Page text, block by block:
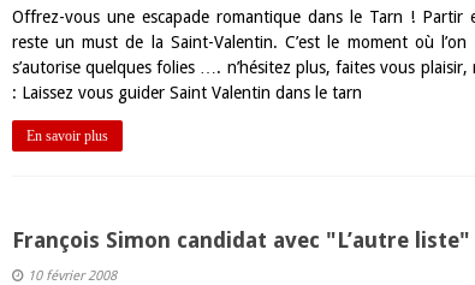
Offrez-vous une escapade romantique dans le Tarn ! Partir
reste un must de la Saint-Valentin. C’est le moment où
s’autorise quelques folies …. n’hésitez plus, faites vous
: Laissez vous guider Saint Valentin dans le tarn
En savoir plus
François Simon candidat avec "L’autre liste"
10 février 2008